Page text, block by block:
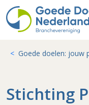
Goede doelen: jouw
Stichting